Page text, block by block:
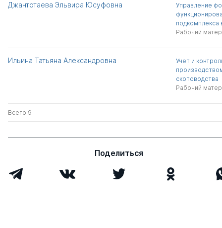
Джантотаева Эльвира Юсуфовна
Управление
подкомплекса
Рабочий
Ильина Татьяна Александровна
Учет и
скотоводства
Рабочий
Всего 9
Поделиться